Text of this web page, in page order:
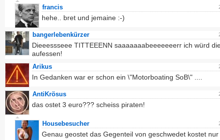
francis
hehe.. bret und jemaine :-)
bangerlebenkürzer
Dieeessseee TITTEEENN saaaaaaabeeeeeeerr ich würd
aufessen!
Arikus
In Gedanken war er schon ein \"Motorboating SoB\" ....
AntiKrösus
das ostet 3 euro??? scheiss piraten!
Housebesucher
Genau geostet das Gegenteil von geschwedet kostet nur